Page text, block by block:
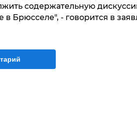
содержательную
в Брюсселе", - говорится в